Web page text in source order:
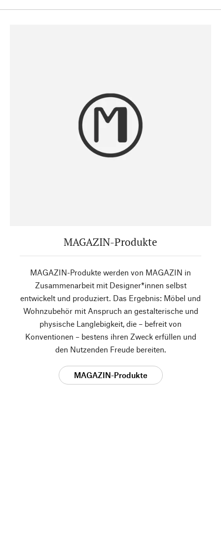
MAGAZIN-Produkte
MAGAZIN-Produkte werden von MAGAZIN in
Zusammenarbeit mit Designer*innen selbst
entwickelt und produziert. Das Ergebnis: Möbel und
Wohnzubehör mit Anspruch an gestalterische und
physische Langlebigkeit, die – befreit von
Konventionen – bestens ihren Zweck erfüllen und
den Nutzenden Freude bereiten.
MAGAZIN-Produkte